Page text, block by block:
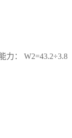
力： W2=43.2÷3.8